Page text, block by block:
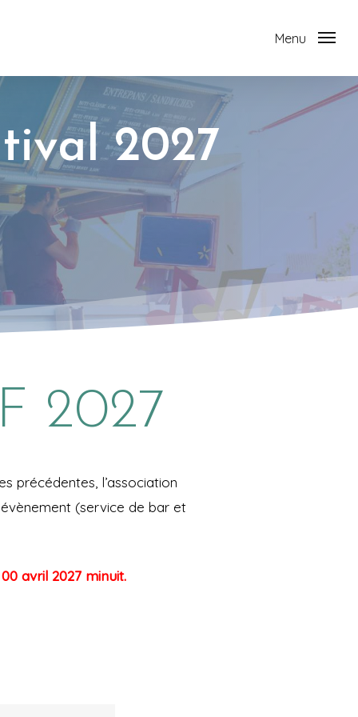
Menu
2027
2027
précédentes, l’association
(service de bar et
avril 2027 minuit.